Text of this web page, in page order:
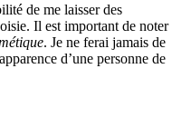
de me laisser des
Il est important de noter
. Je ne ferai jamais de
d’une personne de